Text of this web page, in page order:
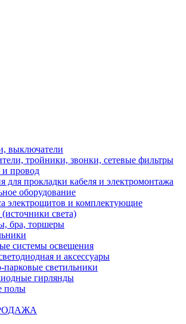
выключатели
тройники, звонки, сетевые фильтры
и провод
для прокладки кабеля и электромонтажа
оборудование
электрощитов и комплектующие
света)
бра, торшеры
системы освещения
и аксессуары
парковые светильники
гирлянды
полы